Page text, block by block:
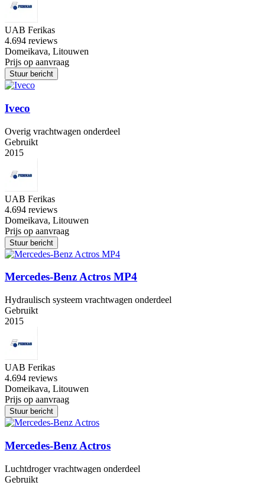
UAB Ferikas
4.694 reviews
Domeikava, Litouwen
Prijs op aanvraag
Stuur bericht
Iveco
Overig vrachtwagen onderdeel
Gebruikt
2015
UAB Ferikas
4.694 reviews
Domeikava, Litouwen
Prijs op aanvraag
Stuur bericht
Mercedes-Benz Actros MP4
Hydraulisch systeem vrachtwagen onderdeel
Gebruikt
2015
UAB Ferikas
4.694 reviews
Domeikava, Litouwen
Prijs op aanvraag
Stuur bericht
Mercedes-Benz Actros
Luchtdroger vrachtwagen onderdeel
Gebruikt